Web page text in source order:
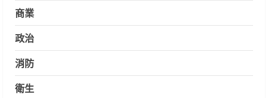
商業
政治
消防
衛生